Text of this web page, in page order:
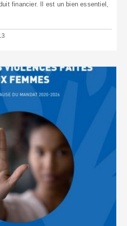
financier. Il est un bien essentiel,